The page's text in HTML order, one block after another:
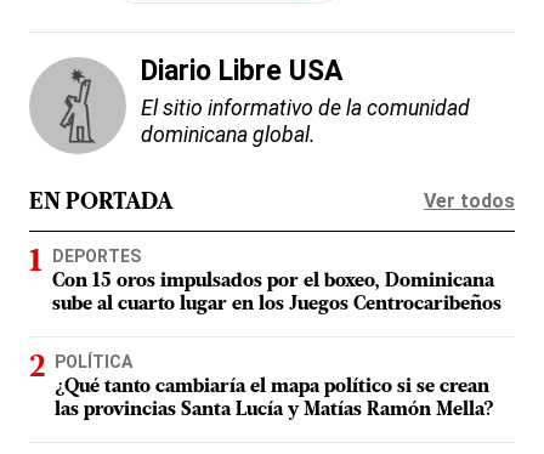
Diario Libre USA
El sitio informativo de la comunidad
dominicana global.
EN PORTADA Ver todos
DEPORTES
Con 15 oros impulsados por el boxeo, Dominicana
sube al cuarto lugar en los Juegos Centrocaribeños
POLÍTICA
¿Qué tanto cambiaría el mapa político si se crean
las provincias Santa Lucía y Matías Ramón Mella?